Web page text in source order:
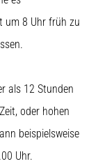
um 8 Uhr früh zu
als 12 Stunden
oder hohen
beispielsweise
Uhr.